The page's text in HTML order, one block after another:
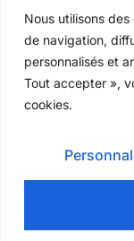
Nous utilisons
de navigation,
personnalisés et
Tout accepter »,
cookies.